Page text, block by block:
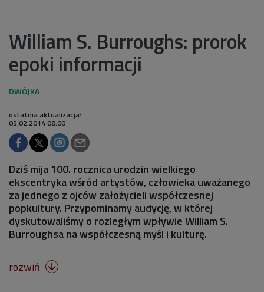
William S. Burroughs: prorok
epoki informacji
ostatnia aktualizacja:
05.02.2014 08:00
Dziś mija 100. rocznica urodzin wielkiego
ekscentryka wśród artystów, człowieka uważanego
za jednego z ojców założycieli współczesnej
popkultury. Przypominamy audycję, w której
dyskutowaliśmy o rozległym wpływie William S.
Burroughsa na współczesną myśl i kulturę.
rozwiń 